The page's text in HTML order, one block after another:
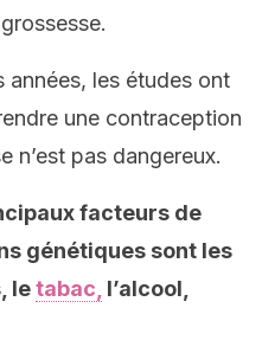
années, les études ont
une contraception
n’est pas dangereux.
facteurs de
génétiques sont les
letabac, l’alcool,